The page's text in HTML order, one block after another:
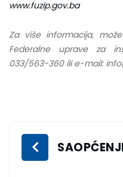
www.fuzip.gov.ba
Za više informacija,
Federalne uprave za
033/563-360 ili e-mail: